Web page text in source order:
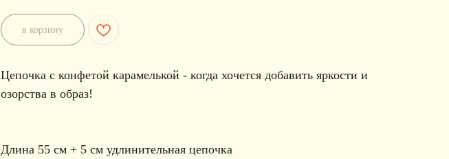
в корзину
Цепочка с конфетой карамелькой - когда хочется добавить яркости и
озорства в образ!
Длина 55 см + 5 см удлинительная цепочка